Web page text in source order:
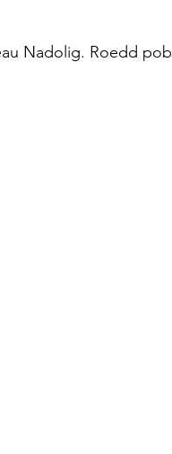
Nadolig. Roedd pob